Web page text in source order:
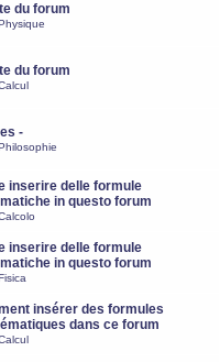
du forum
du forum
-
inserire delle formule
in questo forum
inserire delle formule
in questo forum
insérer des formules
dans ce forum